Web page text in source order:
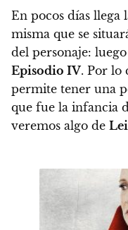
En pocos días llega
misma que se
del personaje:
Episodio IV. Por lo
permite tener una
que fue la infancia
veremos algo de